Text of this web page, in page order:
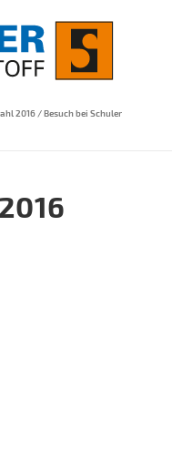
2016 / Besuch bei Schuler